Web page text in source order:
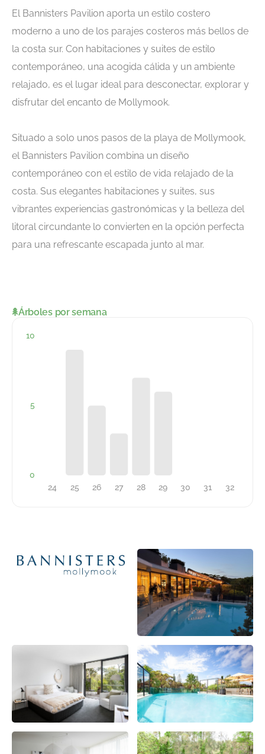
El Bannisters Pavilion aporta un estilo costero
moderno a uno de los parajes costeros más bellos de
la costa sur. Con habitaciones y suites de estilo
contemporáneo, una acogida cálida y un ambiente
relajado, es el lugar ideal para desconectar, explorar y
disfrutar del encanto de Mollymook.
Situado a solo unos pasos de la playa de Mollymook,
el Bannisters Pavilion combina un diseño
contemporáneo con el estilo de vida relajado de la
costa. Sus elegantes habitaciones y suites, sus
vibrantes experiencias gastronómicas y la belleza del
litoral circundante lo convierten en la opción perfecta
para una refrescante escapada junto al mar.
Árboles por semana